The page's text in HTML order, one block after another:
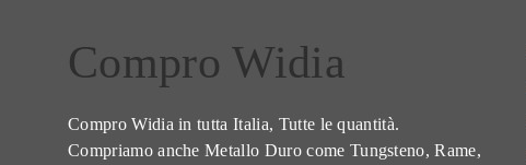
Compro Widia
Compro Widia in tutta Italia, Tutte le quantità.
Compriamo anche Metallo Duro come Tungsteno, Rame,